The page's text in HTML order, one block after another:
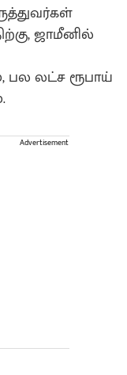
ஜாமீனில்
பல லட்ச ரூபாய்
Advertisement